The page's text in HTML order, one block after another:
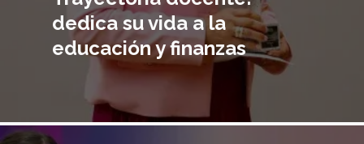
dedica su vida a la
educación y finanzas
Imagen